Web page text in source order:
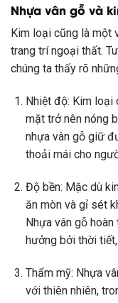
Nhựa vân gỗ và
Kim loại cũng là một
trang trí ngoại thất.
chúng ta thấy rõ
Nhiệt độ: Kim loại
mặt trở nên nóng
nhựa vân gỗ giữ
thoải mái cho
Độ bền: Mặc dù
ăn mòn và gỉ sét
Nhựa vân gỗ
hưởng bởi thời
Thẩm mỹ: Nhựa
với thiên nhiên,